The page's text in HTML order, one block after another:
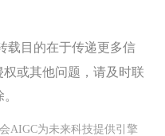
载目的在于传递更多信
或其他问题，请及时联
AIGC为未来科技提供引擎